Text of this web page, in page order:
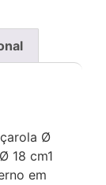
Ø
18 cm1
em